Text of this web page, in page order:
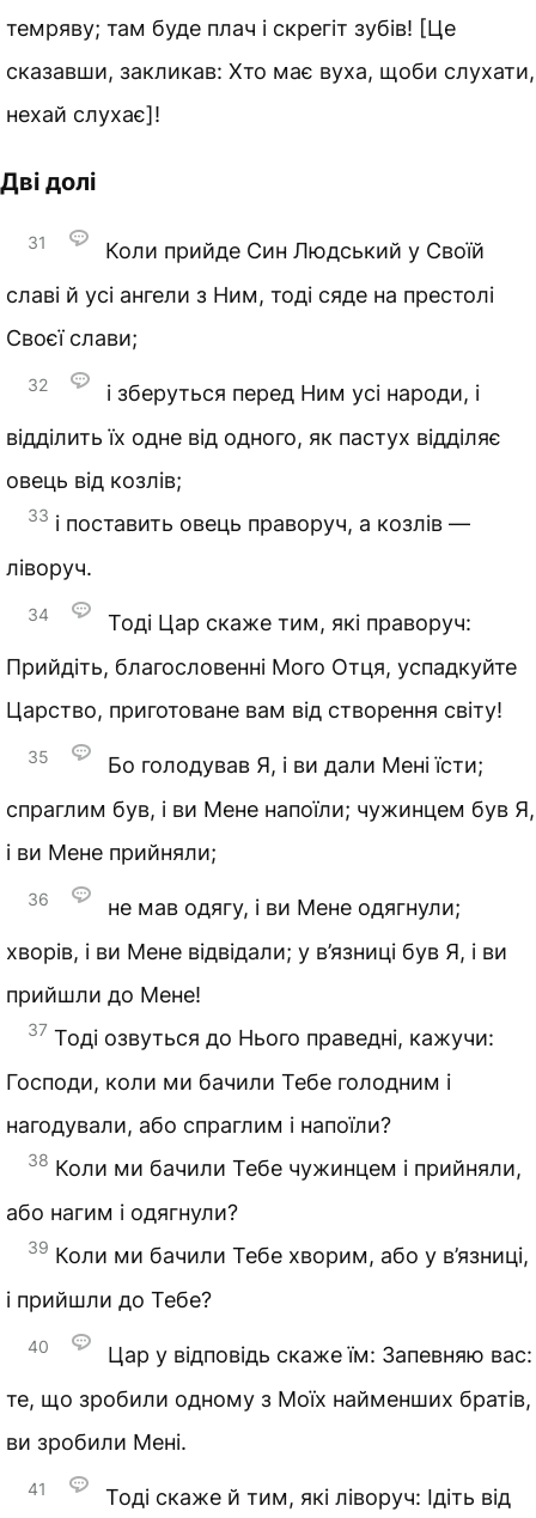
темряву; там буде плач і скрегіт зубів! [Це
сказавши, закликав: Хто має вуха, щоби слухати,
нехай слухає]!
Дві долі
31
Коли прийде Син Людський у Своїй
славі й усі ангели з Ним, тоді сяде на престолі
Своєї слави;
32
і зберуться перед Ним усі народи, і
відділить їх одне від одного, як пастух відділяє
овець від козлів;
33 і поставить овець праворуч, а козлів —
ліворуч.
34
Тоді Цар скаже тим, які праворуч:
Прийдіть, благословенні Мого Отця, успадкуйте
Царство, приготоване вам від створення світу!
35
Бо голодував Я, і ви дали Мені їсти;
спраглим був, і ви Мене напоїли; чужинцем був Я,
і ви Мене прийняли;
36
не мав одягу, і ви Мене одягнули;
хворів, і ви Мене відвідали; у в’язниці був Я, і ви
прийшли до Мене!
37 Тоді озвуться до Нього праведні, кажучи:
Господи, коли ми бачили Тебе голодним і
нагодували, або спраглим і напоїли?
38 Коли ми бачили Тебе чужинцем і прийняли,
або нагим і одягнули?
39 Коли ми бачили Тебе хворим, або у в’язниці,
і прийшли до Тебе?
40
Цар у відповідь скаже їм: Запевняю вас:
те, що зробили одному з Моїх найменших братів,
ви зробили Мені.
41
Тоді скаже й тим, які ліворуч: Ідіть від